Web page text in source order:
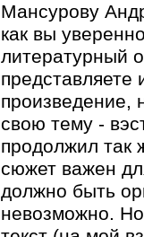
Мансурову
как вы
литературный
представляете
произведение,
свою тему -
продолжил так
сюжет важен
должно быть
невозможно.